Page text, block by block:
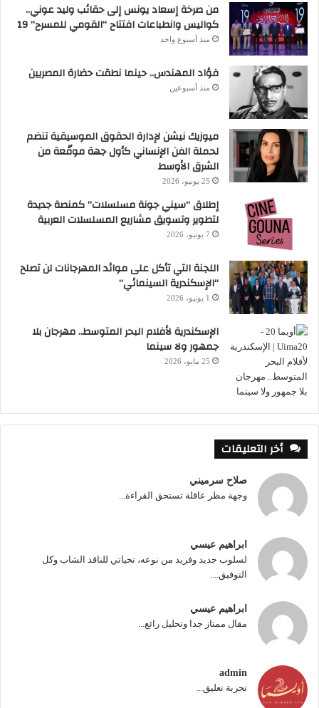
من صرخة إسعاد يونس إلى حقائب وليد عوني..
كواليس وانطباعات افتتاح “القومي للمسرح” 19
منذ أسبوع واحد
فؤاد المهندس.. حينما نطقت حضارة المصريين
منذ أسبوعين
ميوزيك نيشن لإدارة الحقوق الموسيقية تنضم
لحملة الفن الإنساني كأول جهة موقّعة من
الشرق الأوسط
25 يونيو، 2026
إطلاق “سيني جونة مسلسلات” كمنصة جديدة
لتطوير وتسويق مشاريع المسلسلات العربية
7 يونيو، 2026
اللجنة التي تأكل على موائد المهرجانات لن تصلح
“الإسكندرية السينمائي”
1 يونيو، 2026
الإسكندرية لأفلام البحر المتوسط.. مهرجان بلا
جمهور ولا سينما
25 مايو، 2026
أخر التعليقات
صلاح سرميني
وجهة مظر عاقلة تستحق القراءة...
ابراهيم عيسي
لسلوب جديد وفريد من نوعه، تحياتي للناقد الشاب وكل
التوفيق....
ابراهيم عيسي
مقال ممتاز جدا وتحليل رائع...
admin
تجربة تعليق...